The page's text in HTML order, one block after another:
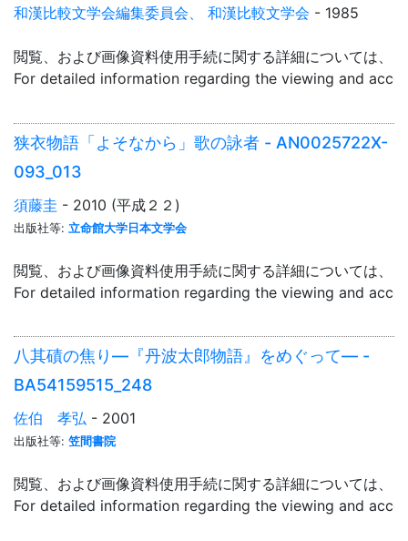
和漢比較文学会編集委員会、 和漢比較文学会 - 1985
閲覧、および画像資料使用手続に関する詳細については、「
For detailed information regarding the viewing and
狭衣物語「よそなから」歌の詠者 - AN0025722X-
093_013
須藤圭 - 2010 (平成２２)
出版社等: 立命館大学日本文学会
閲覧、および画像資料使用手続に関する詳細については、「
For detailed information regarding the viewing and
八其磧の焦り―『丹波太郎物語』をめぐって― -
BA54159515_248
佐伯 孝弘 - 2001
出版社等: 笠間書院
閲覧、および画像資料使用手続に関する詳細については、「
For detailed information regarding the viewing and